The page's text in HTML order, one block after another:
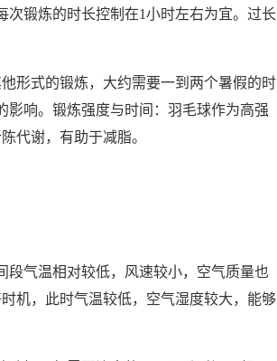
锻炼的时长控制在1小时左右为宜。过长
形式的锻炼，大约需要一到两个暑假的时
影响。锻炼强度与时间：羽毛球作为高强
代谢，有助于减脂。
段气温相对较低，风速较小，空气质量也
机，此时气温较低，空气湿度较大，能够